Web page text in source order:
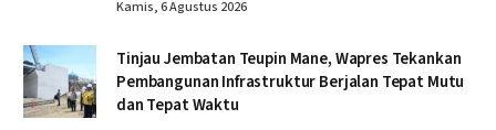
Kamis, 6 Agustus 2026
Tinjau Jembatan Teupin Mane, Wapres Tekankan
Pembangunan Infrastruktur Berjalan Tepat Mutu
dan Tepat Waktu